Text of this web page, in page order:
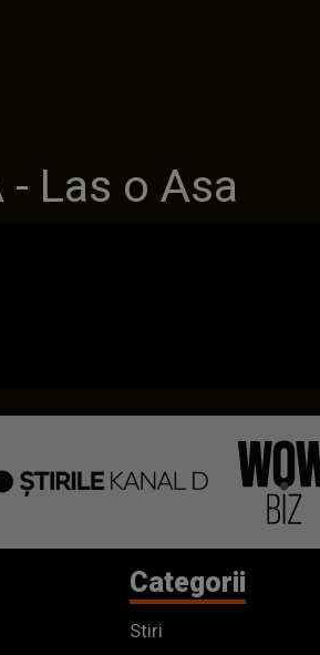
- Las o Asa
Categorii
Stiri